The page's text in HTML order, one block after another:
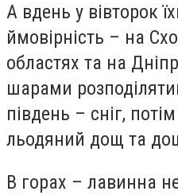
А вдень у вівторок
ймовірність – на
областях та на
шарами
південь – сніг,
льодяний дощ та
В горах – лавинна